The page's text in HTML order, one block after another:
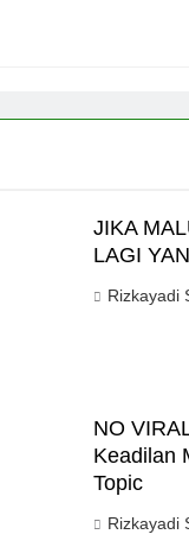
JIKA
LAGI
Rizkayadi
NO
Keadilan
Topic
Rizkayadi